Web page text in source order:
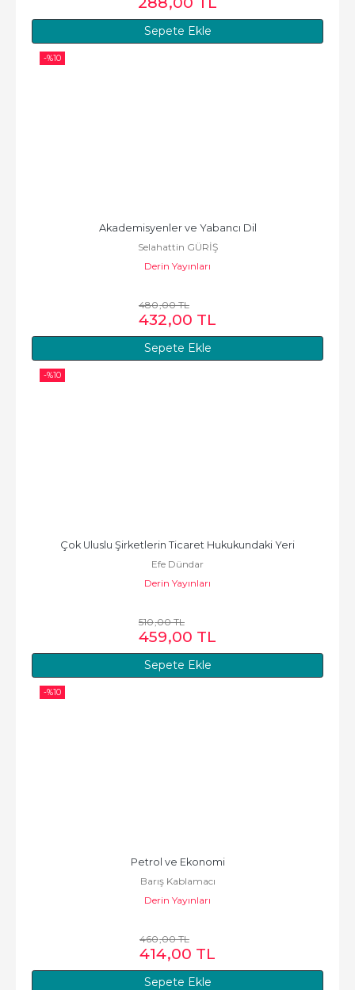
Sepete Ekle
-%10
Sepete Ekle
Akademisyenler ve Yabancı Dil
Selahattin GÜRİŞ
Derin Yayınları
480,00TL
432,00 TL
-%10
Sepete Ekle
Çok Uluslu Şirketlerin Ticaret Hukukundaki Yeri
Efe Dündar
Derin Yayınları
510,00TL
459,00 TL
-%10
Sepete Ekle
Petrol ve Ekonomi
Barış Kablamacı
Derin Yayınları
460,00TL
414,00 TL